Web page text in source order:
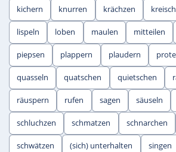
kichern knurren krächzen
lispeln loben maulen mitteilen
piepsen plappern plaudern
quasseln quatschen quietschen
räuspern rufen sagen säuseln
schluchzen schmatzen schnarchen
schwätzen (sich) unterhalten singen